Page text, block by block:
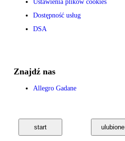
start ulubione
Ustawienia plików cookies
Dostępność usług
DSA
Znajdź nas
Allegro Gadane